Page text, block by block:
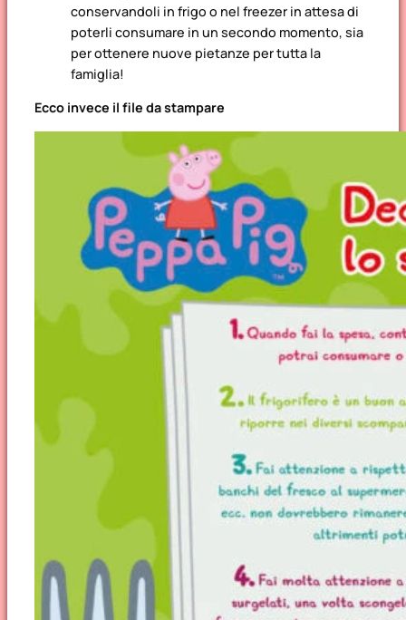
conservandoli in frigo o nel freezer in attesa di
poterli consumare in un secondo momento, sia
per ottenere nuove pietanze per tutta la
famiglia!
Ecco invece il file da stampare